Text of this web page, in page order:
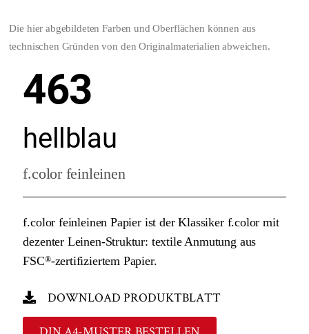
Die hier abgebildeten Farben und Oberflächen können aus
technischen Gründen von den Originalmaterialien abweichen.
463
hellblau
f.color feinleinen
f.color feinleinen Papier ist der Klassiker f.color mit
dezenter Leinen-Struktur: textile Anmutung aus
FSC®-zertifiziertem Papier.
DOWNLOAD PRODUKTBLATT